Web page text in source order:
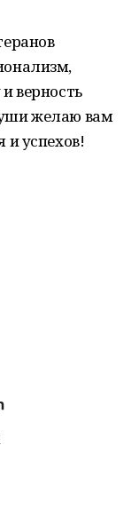
верность
желаю вам
и успехов!